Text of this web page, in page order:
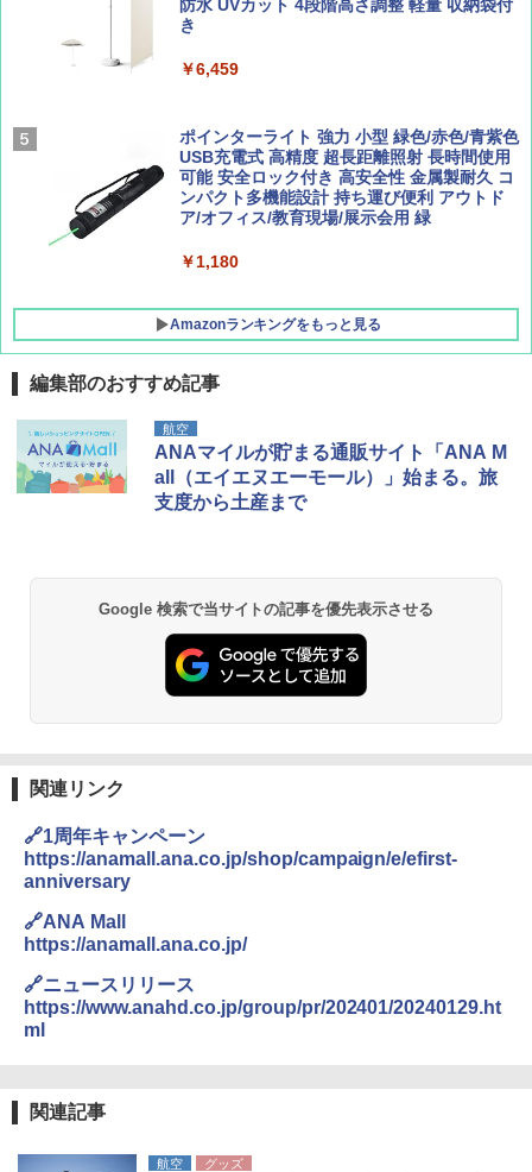
BE-PAL(ビ-パル) 2026年 9 月号【特別付録:
SOTO ミニマル"旅"財布 ランダム2種】
￥1,500
新しい日本地理 地図・統計・移動から読み
解く (講談社現代新書)
￥1,540
簡単設置 ポップアップテント エクルベージ
ュ(BC仕様) PATC-150B(EB)
￥8,991
Coleman(コールマン) ツーリングドーム/LD
X 2人用 3人用 キャンプ アウトドア フェス
収納 コンパクト 簡単設営 カンガルーテント
ソロキャンプ ソロテント
防水 UVカット 4段階高さ調整 軽量 収納袋付
き
￥6,459
ポインターライト 強力 小型 緑色/赤色/青紫色
USB充電式 高精度 超長距離照射 長時間使用
可能 安全ロック付き 高安全性 金属製耐久 コ
ンパクト多機能設計 持ち運び便利 アウトド
ア/オフィス/教育現場/展示会用 緑
￥1,180
Amazonランキングをもっと見る
編集部のおすすめ記事
航空
ANAマイルが貯まる通販サイト「ANA M
all（エイエヌエーモール）」始まる。旅
支度から土産まで
Google 検索で当サイトの記事を優先表示させる
関連リンク
🔗1周年キャンペーン
https://anamall.ana.co.jp/shop/campaign/e/efirst-
anniversary
🔗ANA Mall
https://anamall.ana.co.jp/
🔗ニュースリリース
https://www.anahd.co.jp/group/pr/202401/20240129.ht
ml
関連記事
航空 グッズ